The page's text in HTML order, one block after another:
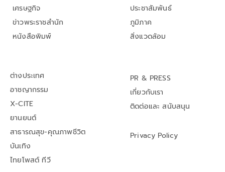
เศรษฐกิจ
ข่าวพระราชสำนัก
หนังสือพิมพ์
ประชาสัมพันธ์
ภูมิภาค
สิ่งแวดล้อม
ต่างประเทศ
อาชญากรรม
X-CITE
ยานยนต์
สาธารณสุข-คุณภาพชีวิต
บันเทิง
ไทยโพสต์ ทีวี
PR & PRESS
เกี่ยวกับเรา
ติดต่อและ สนับสนุน
Privacy Policy